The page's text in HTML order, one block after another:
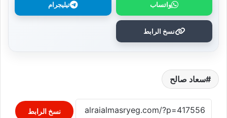
واتساب تيليجرام
نسخ الرابط
سعاد صالح
نسخ الرابط